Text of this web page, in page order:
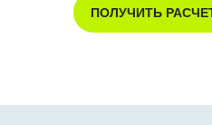
ПОЛУЧИТЬ